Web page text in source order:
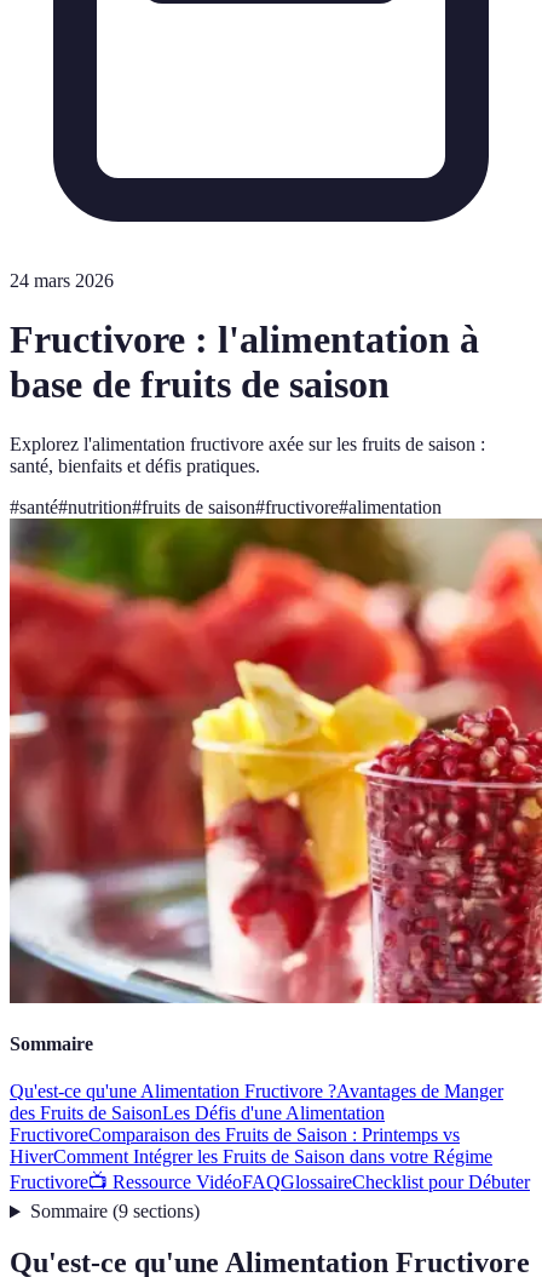
24 mars 2026
Fructivore : l'alimentation à
base de fruits de saison
Explorez l'alimentation fructivore axée sur les fruits de saison :
santé, bienfaits et défis pratiques.
#santé#nutrition#fruits de saison#fructivore#alimentation
Sommaire
Qu'est-ce qu'une Alimentation Fructivore ?Avantages de Manger
des Fruits de SaisonLes Défis d'une Alimentation
FructivoreComparaison des Fruits de Saison : Printemps vs
HiverComment Intégrer les Fruits de Saison dans votre Régime
Fructivore📺 Ressource VidéoFAQGlossaireChecklist pour Débuter
Sommaire(9 sections)
Qu'est-ce qu'une Alimentation Fructivore